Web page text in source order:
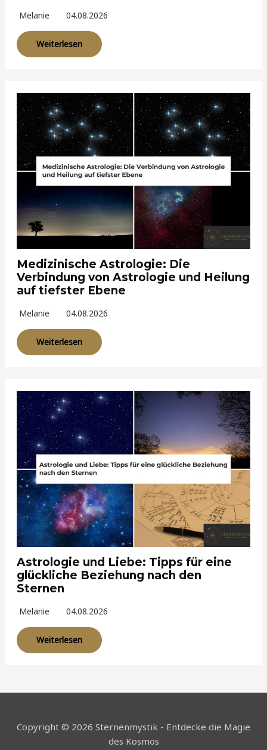
Melanie 04.08.2026
Weiterlesen
Medizinische Astrologie: Die
Verbindung von Astrologie und Heilung
auf tiefster Ebene
Melanie 04.08.2026
Weiterlesen
Astrologie und Liebe: Tipps für eine
glückliche Beziehung nach den
Sternen
Melanie 04.08.2026
Weiterlesen
Copyright © 2026 Sternenmystik - Entdecke die Magie
des Kosmos